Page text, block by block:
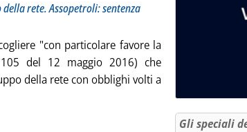
rete. Assopetroli: sentenza
"con particolare favore la
del 12 maggio 2016) che
della rete con obblighi volti a
tutta la notizia: 'Obbligo metano, la Consulta
Gli speciali